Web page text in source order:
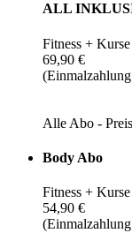
ALL
Fitness +
69,90 €
Alle Abo -
Body Abo
Fitness +
54,90 €